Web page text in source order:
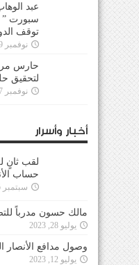
عبد
سبورت ”
توقف
نوفمبر 29, 2020
حارس
لتحقيق
نوفمبر 27, 2020
أخبار وأسرار
لقب ثانٍ
حساب
سبتمبر 15, 2024
مالك حسون مدرباً
يوليو 28, 2023
وصول مدافع الأنصار
يوليو 12, 2023